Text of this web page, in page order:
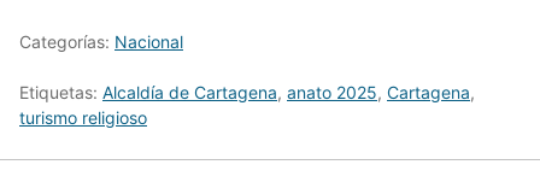
Categorías: Nacional
Etiquetas: Alcaldía de Cartagena, anato 2025, Cartagena,
turismo religioso